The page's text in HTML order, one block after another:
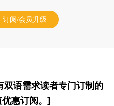
订阅/会员升级
双语需求读者专门订制的
惠订阅 。]